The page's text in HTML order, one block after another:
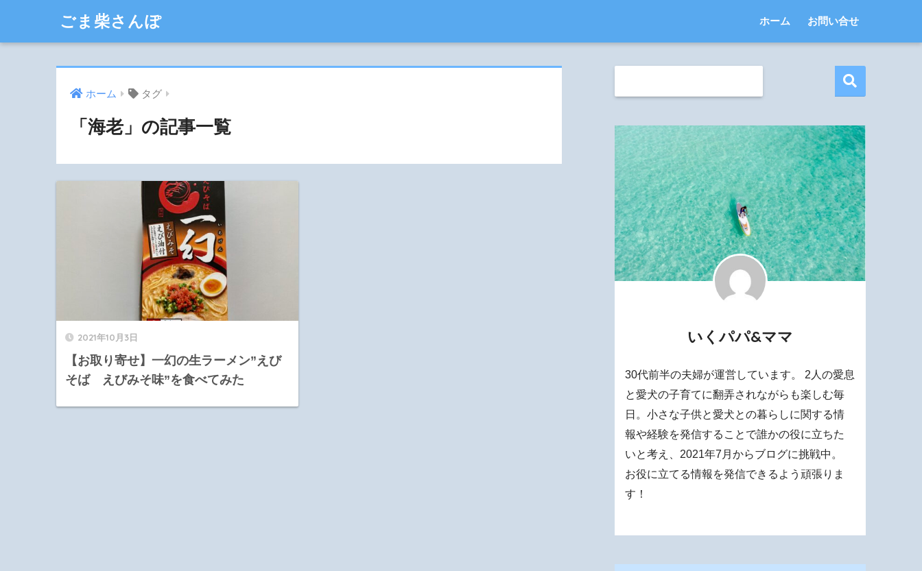
ごま柴さんぽ ホーム お問い合せ
ホーム タグ
「海老」の記事一覧
2021年10月3日
【お取り寄せ】一幻の生ラーメン”えび
そば えびみそ味”を食べてみた
いくパパ&ママ
30代前半の夫婦が運営しています。 2人の愛息
と愛犬の子育てに翻弄されながらも楽しむ毎
日。小さな子供と愛犬との暮らしに関する情
報や経験を発信することで誰かの役に立ちた
いと考え、2021年7月からブログに挑戦中。
お役に立てる情報を発信できるよう頑張りま
す！